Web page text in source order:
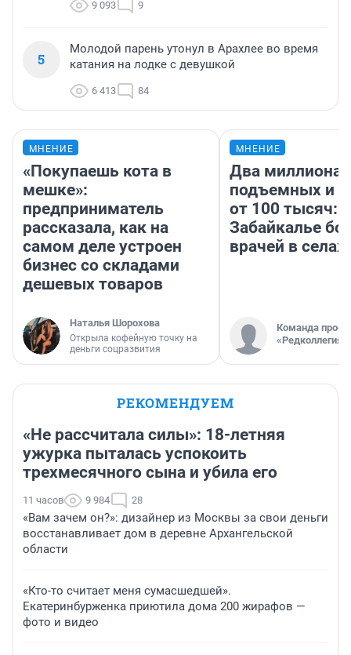
9 093 9
5
Молодой парень утонул в Арахлее во время
катания на лодке с девушкой
6 413 84
МНЕНИЕ
«Покупаешь кота в
мешке»:
предприниматель
рассказала, как на
самом деле устроен
бизнес со складами
дешевых товаров
Наталья Шорохова
Открыла кофейную точку на
деньги соцразвития
МНЕНИЕ
Два миллиона
подъемных и
от 100 тысяч:
Забайкалье
врачей в селах
Команда
«Редколлегия»
РЕКОМЕНДУЕМ
«Не рассчитала силы»: 18-летняя
ужурка пыталась успокоить
трехмесячного сына и убила его
11 часов 9 984 28
«Вам зачем он?»: дизайнер из Москвы за свои деньги
восстанавливает дом в деревне Архангельской
области
«Кто-то считает меня сумасшедшей».
Екатеринбурженка приютила дома 200 жирафов —
фото и видео